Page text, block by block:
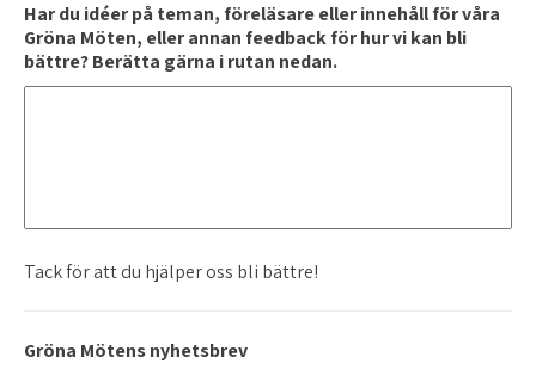
Har du idéer på teman, föreläsare eller innehåll för våra
Gröna Möten, eller annan feedback för hur vi kan bli
bättre? Berätta gärna i rutan nedan.
Tack för att du hjälper oss bli bättre!
Gröna Mötens nyhetsbrev